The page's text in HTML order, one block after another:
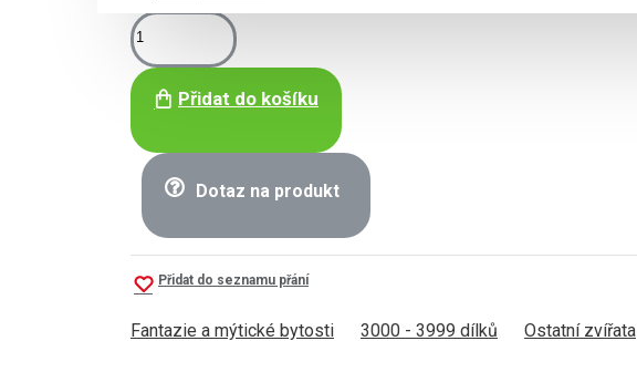
Přidat do košíku
Dotaz na produkt
Přidat do seznamu přání
Fantazie a mýtické bytosti 3000 - 3999 dílků Ostatní zvířata